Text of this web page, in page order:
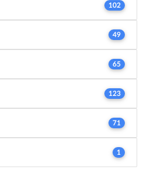
102
49
65
123
71
1